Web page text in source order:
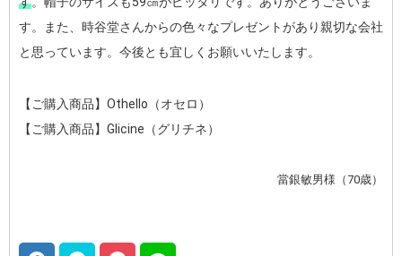
す。また、時谷堂さんからの色々なプレゼントがあり親切な会社
と思っています。今後とも宜しくお願いいたします。
【ご購入商品】Othello（オセロ）
【ご購入商品】Glicine（グリチネ）
當銀敏男様（70歳）